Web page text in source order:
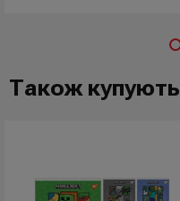
Також купують